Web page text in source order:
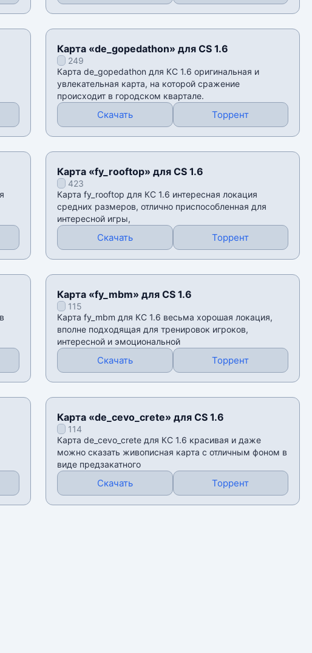
Карта «de_gopedathon» для CS 1.6
249
Карта de_gopedathon для КС 1.6 оригинальная и
увлекательная карта, на которой сражение
происходит в городском квартале.
Скачать Торрент
Карта «fy_rooftop» для CS 1.6
423
Карта fy_rooftop для КС 1.6 интересная локация
средних размеров, отлично приспособленная для
интересной игры,
Скачать Торрент
Карта «fy_mbm» для CS 1.6
115
Карта fy_mbm для КС 1.6 весьма хорошая локация,
вполне подходящая для тренировок игроков,
интересной и эмоциональной
Скачать Торрент
Карта «de_cevo_crete» для CS 1.6
114
Карта de_cevo_crete для КС 1.6 красивая и даже
можно сказать живописная карта с отличным фоном в
виде предзакатного
Скачать Торрент